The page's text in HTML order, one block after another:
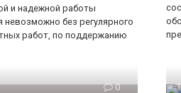
и надежной работы
невозможно без регулярного
работ, по поддержанию
0